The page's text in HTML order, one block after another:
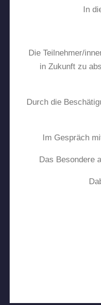
In
Die Teilnehmer/
in Zukunft zu
Durch die
Im Gespräch
Das Besondere